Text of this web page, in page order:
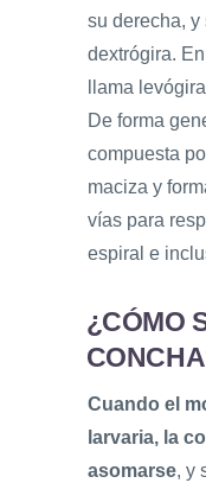
su derecha,
dextrógira.
llama
De forma
compuesta
maciza y
vías para
espiral e
¿CÓMO
Cuando el
larvaria, la
asomarse, y